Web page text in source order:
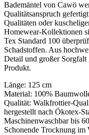
Bademäntel von Cawö
Qualitätsanspruch
Qualitäten oder
Homewear-Kollektionen
Tex Standard 100
Schadstoffen. Aus
Detail und großer Sorgfalt
Produkt.
Länge: 125 cm
Material: 100%
Qualität: Walkfrottier-
hergestellt nach Ökotex-
Maschinenwaschbar bis
Schonende Trocknung im